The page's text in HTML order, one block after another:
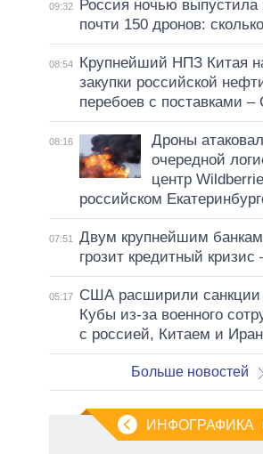
09:32
Россия ночью выпустила
почти 150 дронов:
08:54
Крупнейший НПЗ Китая
закупки российской
перебоев с поставками
08:16
Дроны
очередной
центр
российском
07:51
Двум крупнейшим
грозит кредитный кризис
05:17
США расширили санкции
Кубы из-за военного
с россией, Китаем и
Больше новостей
ИНФОГРАФИКА